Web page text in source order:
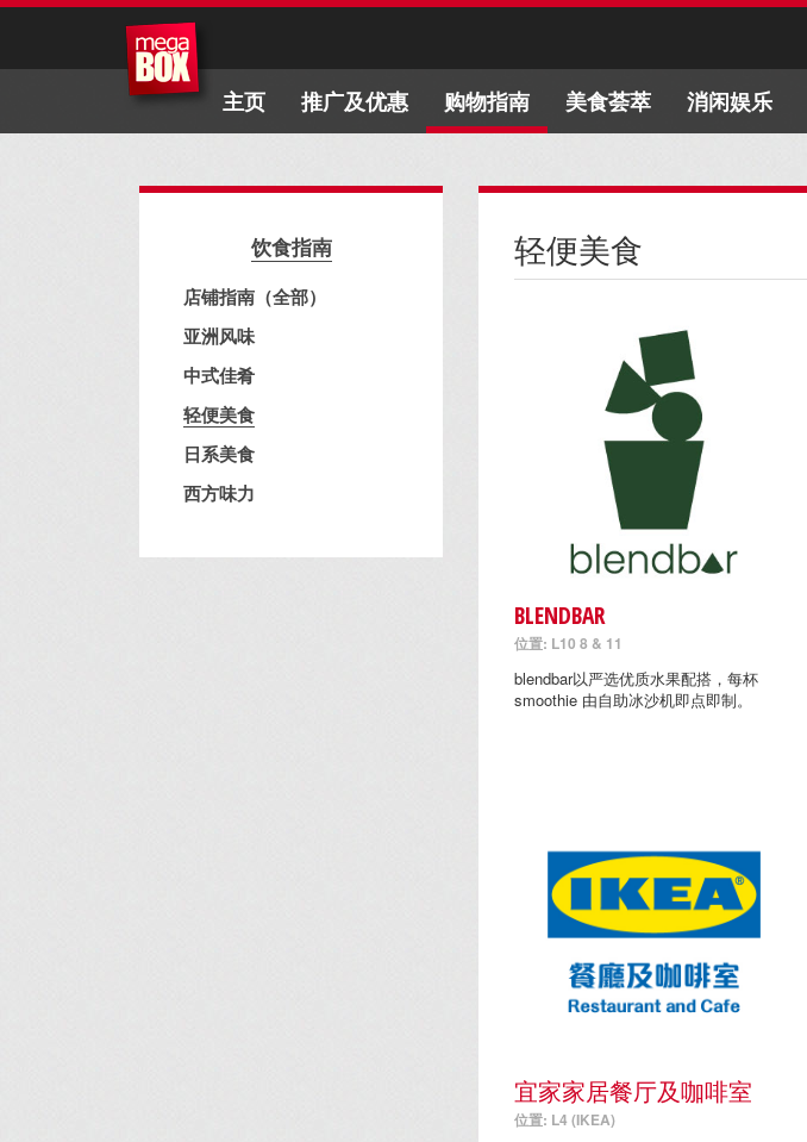
主页 推广及优惠 购物指南 美食荟萃 消闲娱乐
饮食指南
店铺指南（全部）
亚洲风味
中式佳肴
轻便美食
日系美食
西方味力
轻便美食
BLENDBAR
位置: L10 8 & 11
blendbar以严选优质水果配搭，每杯
smoothie 由自助冰沙机即点即制。
宜家家居餐厅及咖啡室
位置: L4 (IKEA)